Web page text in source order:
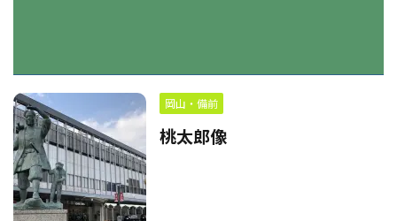
岡山・備前
桃太郎像